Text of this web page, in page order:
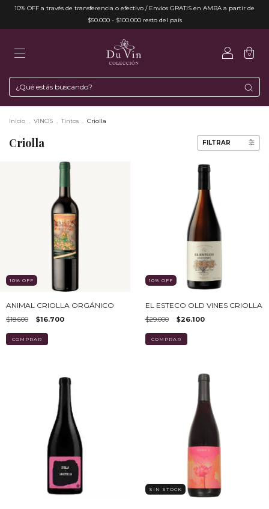
10% OFF a través de transferencia o efectivo / Envíos GRATIS en AMBA a partir de
$50.000 - $100.000 resto del país
0
Inicio . VINOS . Tintos . Criolla
Criolla FILTRAR
10% OFF
ANIMAL CRIOLLA ORGÁNICO
$18.600 $16.700
10% OFF
EL ESTECO OLD VINES CRIOLLA
$29.000 $26.100
SIN STOCK